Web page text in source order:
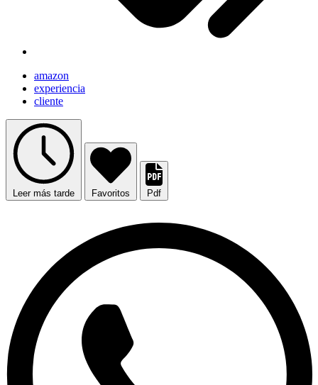
amazon
experiencia
cliente
Leer más tarde Favoritos Pdf